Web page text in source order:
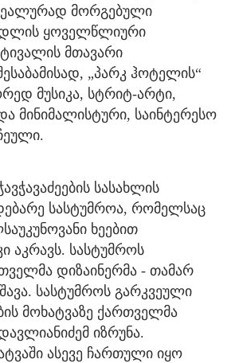
მორგებული
ყოველწლიური
მთავარი
„პარკ ჰოტელის“
მუსიკა, სტრიტ-არტი,
მინიმალისტური, საინტერესო
სასახლის
სასტუმროა, რომელსაც
ხეებით
აკრავს. სასტუმროს
დიზაინერმა - თამარ
სასტუმროს გარკვეული
მოხატვაზე ქართველმა
იზრუნა.
ასევე ჩართული იყო